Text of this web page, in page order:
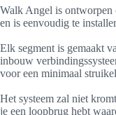
Walk Angel is
en is eenvoudig te
Elk segment is gemaakt
inbouw
voor een minimaal
Het systeem zal niet
je een loopbrug hebt